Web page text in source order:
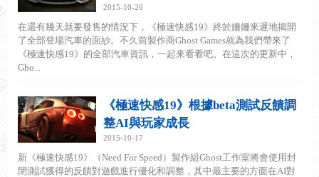
2015-10-20
在還有幾天就要發售的情況下，《極速快感19》終於姍姍來遲地揭開
了全部登場汽車的面紗。不久前製作商Ghost Games就為我們帶來了
《極速快感19》的全部汽車資訊，一起來看看吧。在這次的更新中，
Gho...
《極速快感19》根據beta測試反饋調
整AI與玩家成長
2015-10-17
新《極速快感19》（Need For Speed）製作組Ghost工作室將會使用封
閉測試獲得的反饋對遊戲進行優化和調整，其中最主要的方面在AI對